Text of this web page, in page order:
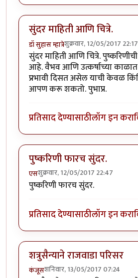
सुंदर माहिती आणि चित्रे.
डॉ सुहास म्हात्रेशुक्रवार, 12/05/2017 22:17
सुंदर माहिती आणि चित्रे.
आहे. वैभव आणि उत्कर्षाच्या काळात
प्रभावी दिसत असेल याची केवळ
आपण करू शकतो. पुभाप्र.
प्रतिसाद देण्यासाठीलॉग इन करा
पुष्करिणी फारच सुंदर.
एसशुक्रवार, 12/05/2017 22:47
पुष्करिणी फारच सुंदर.
प्रतिसाद देण्यासाठीलॉग इन करा
शत्रुसैन्याने राजवाडा परिसर
कंजूसशनिवार, 13/05/2017 07:24